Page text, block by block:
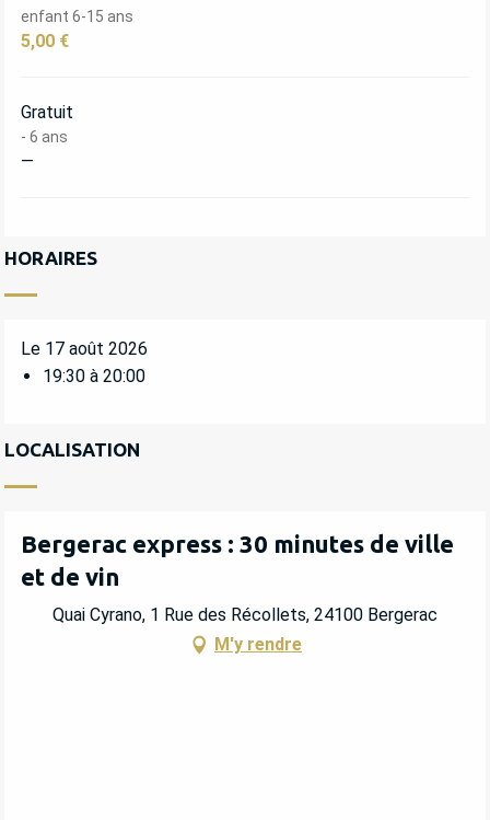
enfant 6-15 ans
5,00 €
Gratuit
- 6 ans
—
HORAIRES
Le 17 août 2026
19:30 à 20:00
LOCALISATION
Bergerac express : 30 minutes de ville
et de vin
Quai Cyrano, 1 Rue des Récollets, 24100 Bergerac
M'y rendre